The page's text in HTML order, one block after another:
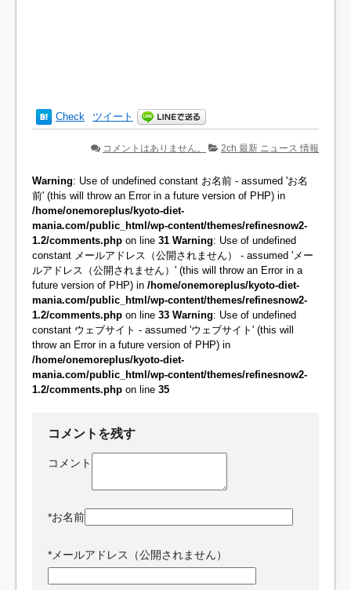
Check ツイート
コメントはありません。 2ch 最新 ニュース 情報
Warning: Use of undefined constant お名前 - assumed 'お名
前' (this will throw an Error in a future version of PHP) in
/home/onemoreplus/kyoto-diet-
mania.com/public_html/wp-content/themes/refinesnow2-
1.2/comments.php on line 31 Warning: Use of undefined
constant メールアドレス（公開されません） - assumed 'メー
ルアドレス（公開されません）' (this will throw an Error in a
future version of PHP) in /home/onemoreplus/kyoto-diet-
mania.com/public_html/wp-content/themes/refinesnow2-
1.2/comments.php on line 33 Warning: Use of undefined
constant ウェブサイト - assumed 'ウェブサイト' (this will
throw an Error in a future version of PHP) in
/home/onemoreplus/kyoto-diet-
mania.com/public_html/wp-content/themes/refinesnow2-
1.2/comments.php on line 35
コメントを残す
コメント
*お名前
* メールアドレス（公開されません）